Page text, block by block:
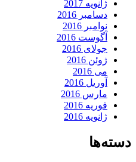
ژانویه 2017
دسامبر 2016
نوامبر 2016
آگوست 2016
جولای 2016
ژوئن 2016
می 2016
آوریل 2016
مارس 2016
فوریه 2016
ژانویه 2016
دسته‌ها